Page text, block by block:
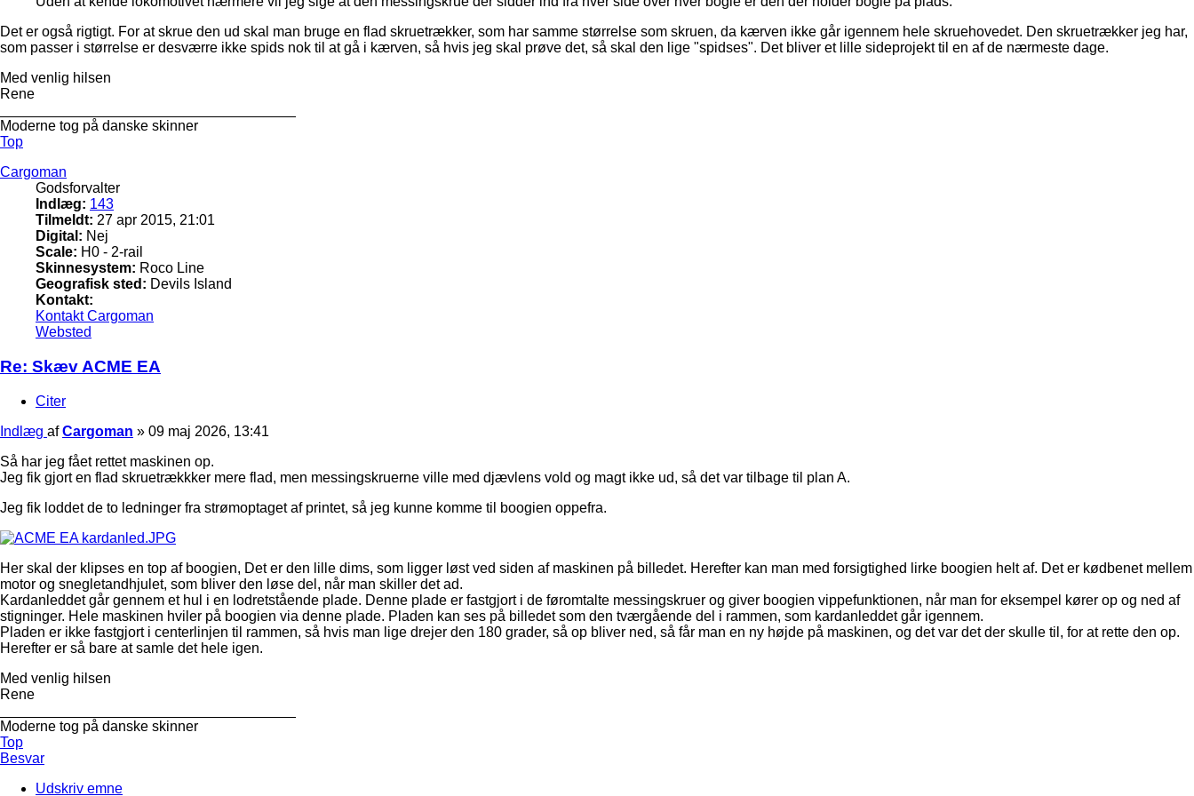
Det er også rigtigt. For at skrue den ud skal man bruge en flad skruetrækker, som har samme størrelse som skruen, da kærven ikke går igennem hele skruehovedet. Den skruetrækker jeg har,
som passer i størrelse er desværre ikke spids nok til at gå i kærven, så hvis jeg skal prøve det, så skal den lige "spidses". Det bliver et lille sideprojekt til en af de nærmeste dage.
Med venlig hilsen
Rene
Moderne tog på danske skinner
Top
Cargoman
Godsforvalter
Indlæg: 143
Tilmeldt: 27 apr 2015, 21:01
Digital: Nej
Scale: H0 - 2-rail
Skinnesystem: Roco Line
Geografisk sted: Devils Island
Kontakt:
Kontakt Cargoman
Websted
Re: Skæv ACME EA
Citer
Indlæg afCargoman » 09 maj 2026, 13:41
Så har jeg fået rettet maskinen op.
Jeg fik gjort en flad skruetrækkker mere flad, men messingskruerne ville med djævlens vold og magt ikke ud, så det var tilbage til plan A.
Jeg fik loddet de to ledninger fra strømoptaget af printet, så jeg kunne komme til boogien oppefra.
Her skal der klipses en top af boogien, Det er den lille dims, som ligger løst ved siden af maskinen på billedet. Herefter kan man med forsigtighed lirke boogien helt af. Det er kødbenet mellem
motor og snegletandhjulet, som bliver den løse del, når man skiller det ad.
Kardanleddet går gennem et hul i en lodretstående plade. Denne plade er fastgjort i de føromtalte messingskruer og giver boogien vippefunktionen, når man for eksempel kører op og ned af
stigninger. Hele maskinen hviler på boogien via denne plade. Pladen kan ses på billedet som den tværgående del i rammen, som kardanleddet går igennem.
Pladen er ikke fastgjort i centerlinjen til rammen, så hvis man lige drejer den 180 grader, så op bliver ned, så får man en ny højde på maskinen, og det var det der skulle til, for at rette den op.
Herefter er så bare at samle det hele igen.
Med venlig hilsen
Rene
Moderne tog på danske skinner
Top
Besvar
Udskriv emne